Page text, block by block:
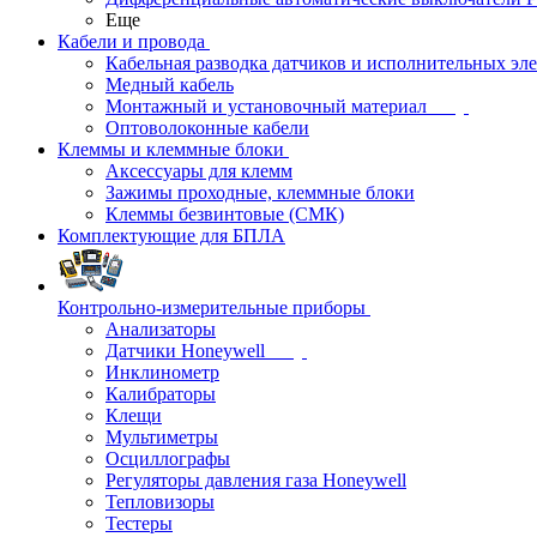
Еще
Кабели и провода
Кабельная разводка датчиков и исполнительных
Медный кабель
Монтажный и установочный материал
Оптоволоконные кабели
Клеммы и клеммные блоки
Аксессуары для клемм
Зажимы проходные, клеммные блоки
Клеммы безвинтовые (СМК)
Комплектующие для БПЛА
Контрольно-измерительные приборы
Анализаторы
Датчики Honeywell
Инклинометр
Калибраторы
Клещи
Мультиметры
Осциллографы
Регуляторы давления газа Honeywell
Тепловизоры
Тестеры